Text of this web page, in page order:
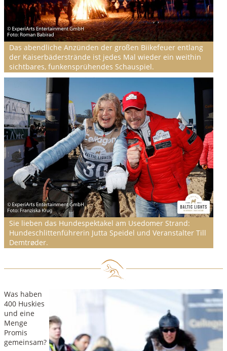
Das abendliche Anzünden der großen Biikefeuer entlang
der Kaiserbäderstrände ist jedes Mal wieder ein weithin
sichtbares, funkensprühendes Schauspiel.
Sie lieben das Hundespektakel am Usedomer Strand:
Hundeschlittenführerin Jutta Speidel und Veranstalter Till
Demtrøder.
Was haben
400 Huskies
und eine
Menge
Promis
gemeinsam?